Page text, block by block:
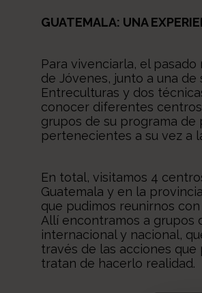
GUATEMALA: UNA
Para vivenciarla, el
de Jóvenes, junto a una
Entreculturas y dos
conocer diferentes
grupos de su programa de
pertenecientes a su vez a
En total, visitamos 4
Guatemala y en la
que pudimos reunirnos
Allí encontramos a grupos
internacional y nacional,
través de las acciones
tratan de hacerlo realidad.